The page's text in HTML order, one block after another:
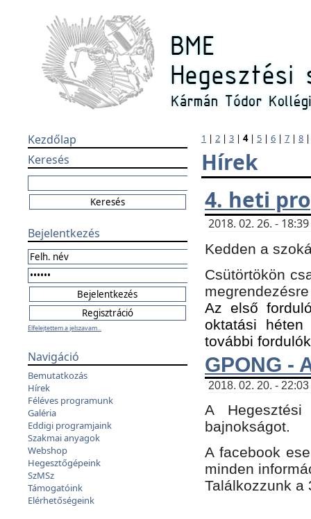
Kezdőlap
Keresés
Bejelentkezés
Elfelejtettem a jelszavam...
Navigáció
Bemutatkozás
Hírek
Féléves programunk
Galéria
Eddigi programjaink
Szakmai anyagok
Webshop
Hegesztőgépeink
SzMSz
Támogatóink
Elérhetőségeink
1 | 2 | 3 | 4| 5 | 6 | 7 | 8
Hírek
4. heti
2018. 02. 26. -
Kedden a
Csütörtökön
Az első
oktatási
további
GPONG -
2018. 02. 20. -
A
bajnokságot.
A facebook
minden
Találkozzunk a